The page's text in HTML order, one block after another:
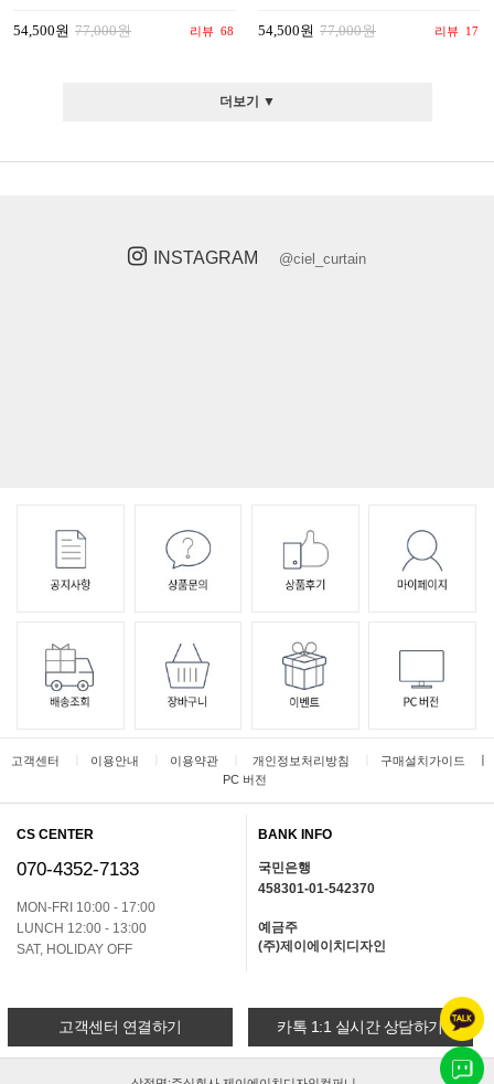
54,500원 77,000원 리뷰 68 54,500원 77,000원 리뷰 17
더보기 ▼
INSTAGRAM @ciel_curtain
고객센터 이용안내 이용약관 개인정보처리방침 구매설치가이드 ㅣ
PC 버전
CS CENTER
070-4352-7133
MON-FRI 10:00 - 17:00
LUNCH 12:00 - 13:00
SAT, HOLIDAY OFF
BANK INFO
국민은행
458301-01-542370
예금주
(주)제이에이치디자인
고객센터 연결하기 카톡 1:1 실시간 상담하기